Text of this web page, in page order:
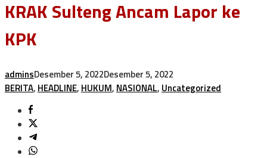
KRAK Sulteng Ancam Lapor ke
KPK
adminsDesember 5, 2022Desember 5, 2022
BERITA, HEADLINE, HUKUM, NASIONAL, Uncategorized